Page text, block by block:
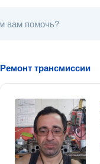
Ремонт трансмиссии